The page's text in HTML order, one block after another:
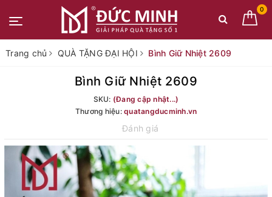
0
Trang chủ QUÀ TẶNG ĐẠI HỘI Bình Giữ Nhiệt 2609
Bình Giữ Nhiệt 2609
SKU: (Đang cập nhật...)
Thương hiệu: quatangducminh.vn
Đánh giá